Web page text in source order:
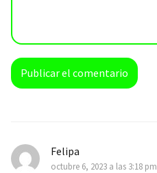
Felipa
octubre 6, 2023 a las 3:18 pm